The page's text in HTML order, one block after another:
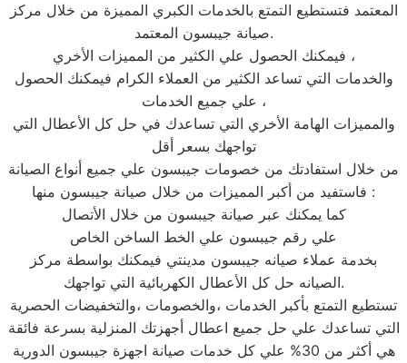
المعتمد فتستطيع التمتع بالخدمات الكبري المميزة من خلال مركز
صيانة جيبسون المعتمد.
فيمكنك الحصول علي الكثير من المميزات الأخري ،
والخدمات التي تساعد الكثير من العملاء الكرام فيمكنك الحصول
علي جميع الخدمات ،
والمميزات الهامة الأخري التي تساعدك في حل كل الأعطال التي
تواجهك بسعر أقل
من خلال استفادتك من خصومات جيبسون علي جميع أنواع الصيانة
فاستفيد من أكبر المميزات من خلال صيانة جيبسون منها :
كما يمكنك عبر صيانة جيبسون من خلال الأتصال
علي رقم جيبسون علي الخط الساخن الخاص
بخدمة عملاء صيانه جيبسون مدينتي فيمكنك بواسطة مركز
الصيانه حل كل الأعطال الكهربائية التي تواجهك.
تستطيع التمتع بأكبر الخدمات ،والخصومات ،والتخفيضات الحصرية
التي تساعدك علي حل جميع اعطال أجهزتك المنزلية بسرعة فائقة
هي أكثر من 30% علي كل خدمات صيانة اجهزة جيبسون الدورية